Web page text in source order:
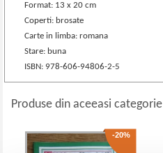
Format: 13 x 20 cm
Coperti: brosate
Carte in limba: romana
Stare: buna
ISBN: 978-606-94806-2-5
Produse din aceeasi categorie
-20%